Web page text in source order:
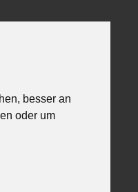
besser an
oder um